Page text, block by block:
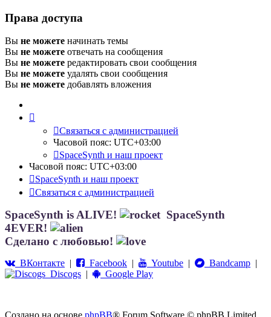
Права доступа
Вы не можете начинать темы
Вы не можете отвечать на сообщения
Вы не можете редактировать свои сообщения
Вы не можете удалять свои сообщения
Вы не можете добавлять вложения
Связаться с администрацией
Часовой пояс: UTC+03:00
SpaceSynth и наш проект
Часовой пояс: UTC+03:00
SpaceSynth и наш проект
Связаться с администрацией
SpaceSynth is ALIVE!
SpaceSynth
4EVER!
Сделано с любовью!
ВКонтакте | Facebook | Youtube | Bandcamp |
Discogs | Google Play